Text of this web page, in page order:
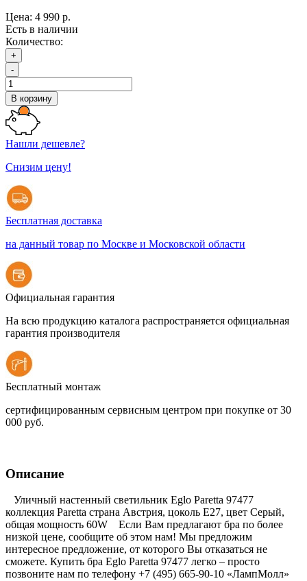
Цена: 4 990 р.
Есть в наличии
Количество:
+
-
В корзину
Нашли дешевле?
Снизим цену!
Бесплатная доставка
на данный товар по Москве и Московской области
Официальная гарантия
На всю продукцию каталога распространяется официальная
гарантия производителя
Бесплатный монтаж
сертифицированным сервисным центром при покупке от 30
000 руб.
Описание
Уличный настенный светильник Eglo Paretta 97477
коллекция Paretta страна Австрия, цоколь E27, цвет Серый,
общая мощность 60W Если Вам предлагают бра по более
низкой цене, сообщите об этом нам! Мы предложим
интересное предложение, от которого Вы отказаться не
сможете. Купить бра Eglo Paretta 97477 легко – просто
позвоните нам по телефону +7 (495) 665-90-10 «ЛампМолл»